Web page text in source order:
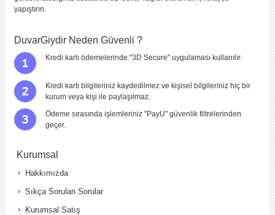
yapıştırın.
DuvarGiydir Neden Güvenli ?
Kredi kartı ödemelerinde "3D Secure" uygulaması kullanılır.
Kredi kartı bilgileriniz kaydedilmez ve kişisel bilgileriniz hiç bir
kurum veya kişi ile paylaşılmaz.
Ödeme sırasında işlemleriniz "PayU" güvenlik filtrelerinden
geçer.
Kurumsal
Hakkımızda
Sıkça Sorulan Sorular
Kurumsal Satış